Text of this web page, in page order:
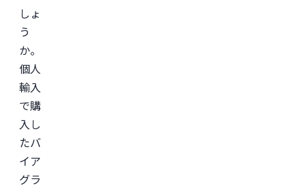
しょ
う
か。
個人
輸入
で購
入し
たバ
イア
グラ